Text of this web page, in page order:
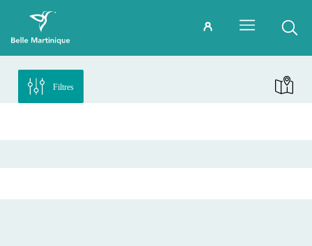
Filtres